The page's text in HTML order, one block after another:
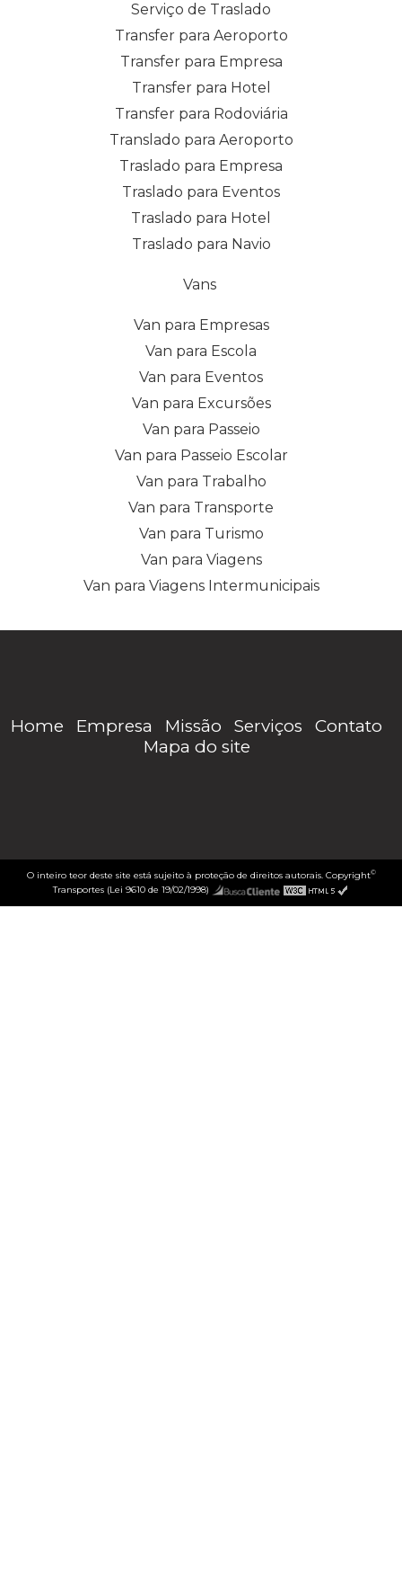
Serviço de Traslado
Transfer para Aeroporto
Transfer para Empresa
Transfer para Hotel
Transfer para Rodoviária
Translado para Aeroporto
Traslado para Empresa
Traslado para Eventos
Traslado para Hotel
Traslado para Navio
Vans
Van para Empresas
Van para Escola
Van para Eventos
Van para Excursões
Van para Passeio
Van para Passeio Escolar
Van para Trabalho
Van para Transporte
Van para Turismo
Van para Viagens
Van para Viagens Intermunicipais
Home Empresa Missão Serviços
Contato
Mapa do site
O inteiro teor deste site está sujeito à proteção de direitos autorais. Copyright©
Transportes (Lei 9610 de 19/02/1998)